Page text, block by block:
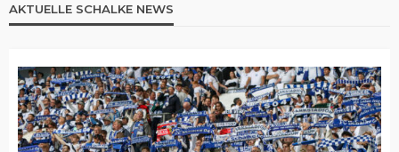
AKTUELLE SCHALKE NEWS